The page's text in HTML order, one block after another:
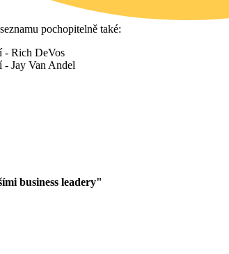
pochopitelně také:
business leadery"